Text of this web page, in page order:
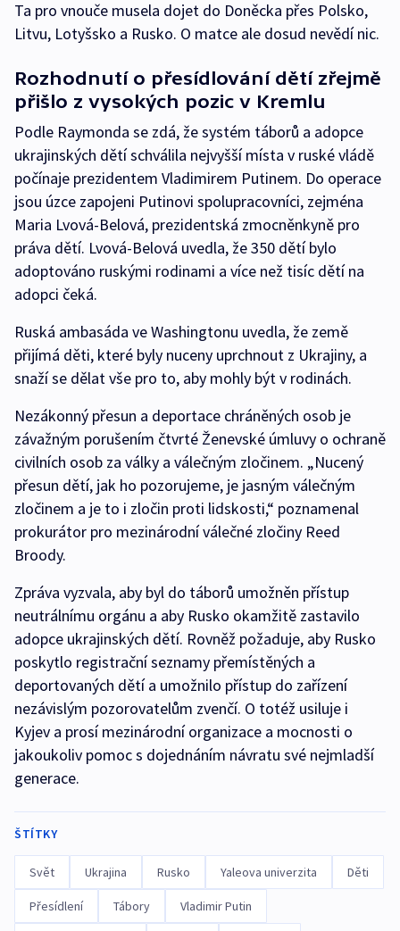
Ta pro vnouče musela dojet do Doněcka přes Polsko,
Litvu, Lotyšsko a Rusko. O matce ale dosud nevědí nic.
Rozhodnutí o přesídlování dětí zřejmě
přišlo z vysokých pozic v Kremlu
Podle Raymonda se zdá, že systém táborů a adopce
ukrajinských dětí schválila nejvyšší místa v ruské vládě
počínaje prezidentem Vladimirem Putinem. Do operace
jsou úzce zapojeni Putinovi spolupracovníci, zejména
Maria Lvová-Belová, prezidentská zmocněnkyně pro
práva dětí. Lvová-Belová uvedla, že 350 dětí bylo
adoptováno ruskými rodinami a více než tisíc dětí na
adopci čeká.
Ruská ambasáda ve Washingtonu uvedla, že země
přijímá děti, které byly nuceny uprchnout z Ukrajiny, a
snaží se dělat vše pro to, aby mohly být v rodinách.
Nezákonný přesun a deportace chráněných osob je
závažným porušením čtvrté Ženevské úmluvy o ochraně
civilních osob za války a válečným zločinem. „Nucený
přesun dětí, jak ho pozorujeme, je jasným válečným
zločinem a je to i zločin proti lidskosti,“ poznamenal
prokurátor pro mezinárodní válečné zločiny Reed
Broody.
Zpráva vyzvala, aby byl do táborů umožněn přístup
neutrálnímu orgánu a aby Rusko okamžitě zastavilo
adopce ukrajinských dětí. Rovněž požaduje, aby Rusko
poskytlo registrační seznamy přemístěných a
deportovaných dětí a umožnilo přístup do zařízení
nezávislým pozorovatelům zvenčí. O totéž usiluje i
Kyjev a prosí mezinárodní organizace a mocnosti o
jakoukoliv pomoc s dojednáním návratu své nejmladší
generace.
ŠTÍTKY
Svět Ukrajina Rusko Yaleova univerzita Děti
Přesídlení Tábory Vladimir Putin